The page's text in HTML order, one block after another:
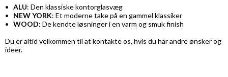
• ALU: Den klassiske kontorglasvæg
• NEW YORK: Et moderne take på en gammel klassiker
• WOOD: De kendte løsninger i en varm og smuk finish
Du er altid velkommen til at kontakte os, hvis du har andre ønsker og
ideer.